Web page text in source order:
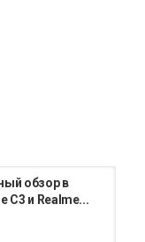
обзор в
C3 и Realme...